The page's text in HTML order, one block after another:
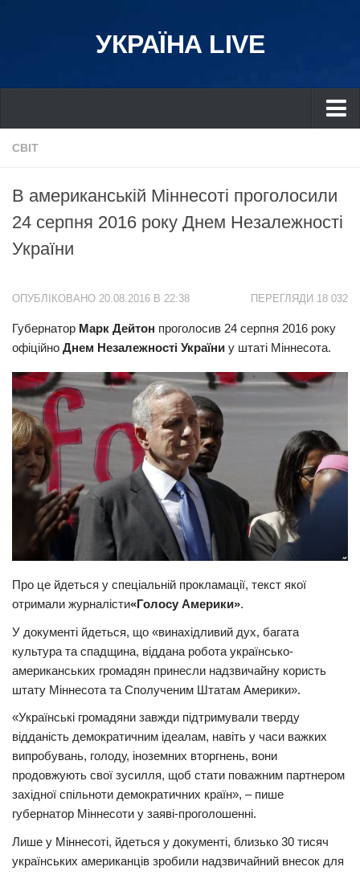
УКРАЇНА LIVE
Україна
Дніпро
Львів
Івано-Франківськ
Донбас
Одеса
Схід
Прикарпаття
Економіка
Політика
Світ
Цікаво
Наука
Технології
Історії
Рецепти
Привітання
Здоров’я
Події
Кримінал
Трагедії
Курйози
Суспільство
Шоу-біз
СВІТ
В американській Міннесоті проголосили
24 серпня 2016 року Днем Незалежності
України
ПЕРЕГЛЯДИ 18 032
ОПУБЛІКОВАНО 20.08.2016 В 22:38
Губернатор Марк Дейтон проголосив 24 серпня 2016 року
офіційно Днем Незалежності України у штаті Міннесота.
Про це йдеться у спеціальній прокламації, текст якої
отримали журналісти«Голосу Америки».
У документі йдеться, що «винахідливий дух, багата
культура та спадщина, віддана робота українсько-
американських громадян принесли надзвичайну користь
штату Міннесота та Сполученим Штатам Америки».
«Українські громадяни завжди підтримували тверду
відданість демократичним ідеалам, навіть у часи важких
випробувань, голоду, іноземних вторгнень, вони
продовжують свої зусилля, щоб стати поважним партнером
західної спільноти демократичних країн», – пише
губернатор Міннесоти у заяві-проголошенні.
Лише у Міннесоті, йдеться у документі, близько 30 тисяч
українських американців зробили надзвичайний внесок для